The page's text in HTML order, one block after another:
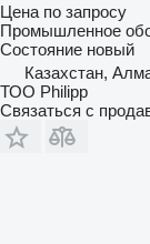
Цена по запросу
Промышленное
Состояние новый
Казахстан,
ТОО Philipp
Связаться с